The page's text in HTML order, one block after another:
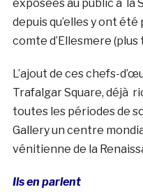
exposées au public à la
depuis qu’elles y ont
comte d’Ellesmere
L’ajout de ces chefs-
Trafalgar Square, déjà
toutes les périodes de
Gallery un centre
vénitienne de la
Ils en parlent